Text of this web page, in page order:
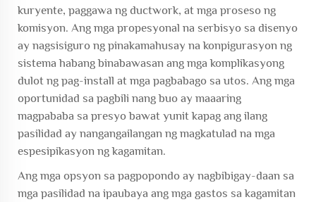
kuryente, paggawa ng ductwork, at mga proseso ng
komisyon. Ang mga propesyonal na serbisyo sa disenyo
ay nagsisiguro ng pinakamahusay na konpigurasyon ng
sistema habang binabawasan ang mga komplikasyong
dulot ng pag-install at mga pagbabago sa utos. Ang mga
oportunidad sa pagbili nang buo ay maaaring
magpababa sa presyo bawat yunit kapag ang ilang
pasilidad ay nangangailangan ng magkatulad na mga
espesipikasyon ng kagamitan.
Ang mga opsyon sa pagpopondo ay nagbibigay-daan sa
mga pasilidad na ipaubaya ang mga gastos sa kagamitan